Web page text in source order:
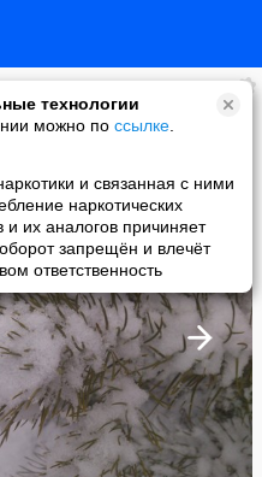
технологии
можно по ссылке
и связанная с ними
наркотических
и их аналогов причиняет
запрещён и влечёт
ответственность